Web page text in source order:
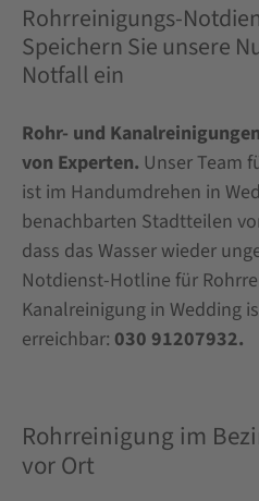
Rohrreinigungs-
Speichern Sie unsere
Notfall ein
Rohr- und
von Experten. Unser Team
ist im Handumdrehen in
benachbarten Stadtteilen
dass das Wasser wieder
Notdienst-Hotline für
Kanalreinigung in Wedding
erreichbar: 030 91207932.
Rohrreinigung im
vor Ort